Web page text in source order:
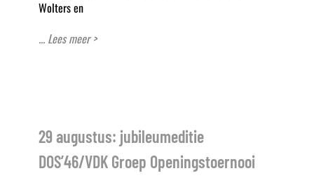
Wolters en
... Lees meer >
29 augustus: jubileumeditie
DOS’46/VDK Groep Openingstoernooi